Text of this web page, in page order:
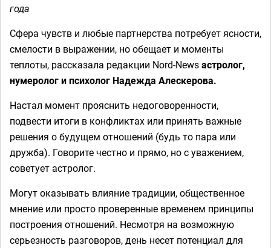
года
Сфера чувств и любые партнерства потребует ясности,
смелости в выражении, но обещает и моменты
теплоты, рассказала редакции Nord-Newsастролог,
нумеролог и психолог Надежда Алескерова.
Настал момент прояснить недоговоренности,
подвести итоги в конфликтах или принять важные
решения о будущем отношений (будь то пара или
дружба). Говорите честно и прямо, но с уважением,
советует астролог.
Могут оказывать влияние традиции, общественное
мнение или просто проверенные временем принципы
построения отношений. Несмотря на возможную
серьезность разговоров, день несет потенциал для